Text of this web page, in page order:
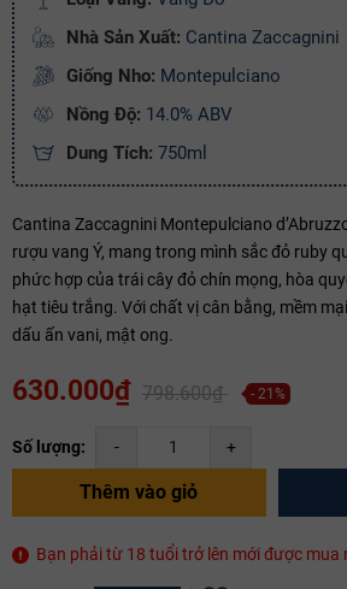
Nhà Sản Xuất: Cantina Zaccagnini
Giống Nho: Montepulciano
Nồng Độ: 14.0% ABV
Dung Tích: 750ml
Cantina Zaccagnini Montepulciano
rượu vang Ý, mang trong mình sắc đỏ ruby
phức hợp của trái cây đỏ chín mọng, hòa
hạt tiêu trắng. Với chất vị cân bằng, mềm
dấu ấn vani, mật ong.
630.000₫ 798.600₫ - 21%
Số lượng: - +
Thêm vào giỏ
Bạn phải từ 18 tuổi trở lên mới được mua
Copy mã và nhập mã ở trang